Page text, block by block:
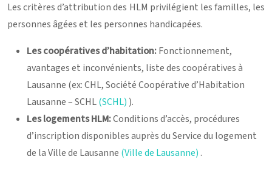
Les critères d’attribution des HLM privilégient les familles, les
personnes âgées et les personnes handicapées.
Les coopératives d’habitation:Fonctionnement,
avantages et inconvénients, liste des coopératives à
Lausanne (ex: CHL, Société Coopérative d’Habitation
Lausanne – SCHL(SCHL) ).
Les logements HLM:Conditions d’accès, procédures
d’inscription disponibles auprès du Service du logement
de la Ville de Lausanne (Ville de Lausanne) .